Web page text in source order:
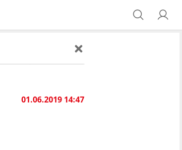
01.06.2019 14:47